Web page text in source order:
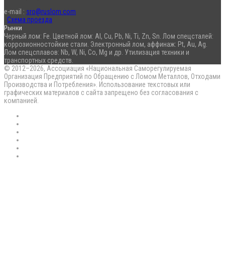
e-mail : sro@ruslom.com
Схема проезда
Рынки
Черный лом: Fe. Цветной лом: Al, Cu, Pb, Ni, Ti, Zn, Sn. Лом спецсталей:
коррозионностойкие стали. Электронный лом, аффинаж: Pt, Au, Ag.
Лом спецсплавов: Nb, W, Ni, Co, Mg и др. Утилизация техники и
транспортных средств.
© 2012–2026, Ассоциация «Национальная Саморегулируемая
Организация Предприятий по Обращению с Ломом Металлов, Отходами
Производства и Потребления». Использование текстовых или
графических материалов с сайта запрещено без согласования с
компанией.